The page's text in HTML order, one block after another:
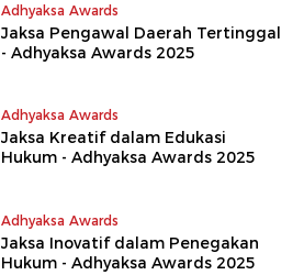
Adhyaksa Awards
Jaksa Pengawal Daerah Tertinggal
- Adhyaksa Awards 2025
Adhyaksa Awards
Jaksa Kreatif dalam Edukasi
Hukum - Adhyaksa Awards 2025
Adhyaksa Awards
Jaksa Inovatif dalam Penegakan
Hukum - Adhyaksa Awards 2025